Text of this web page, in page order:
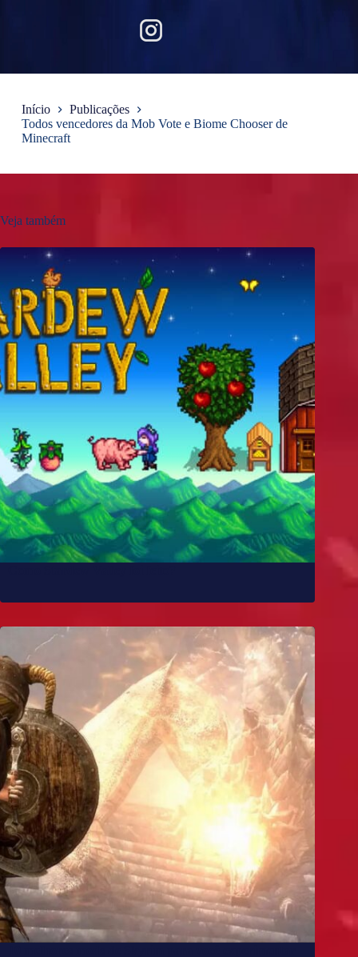
Início
Publicações
Todos vencedores da Mob Vote e Biome Chooser de
Minecraft
Veja também